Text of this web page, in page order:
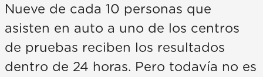
Nueve de cada 10 personas que
asisten en auto a uno de los centros
de pruebas reciben los resultados
dentro de 24 horas. Pero todavía no es